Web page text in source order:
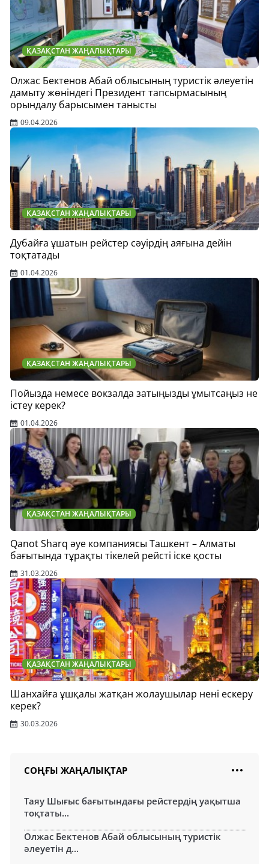
ҚАЗАҚСТАН ЖАҢАЛЫҚТАРЫ
Олжас Бектенов Абай облысының туристік әлеуетін
дамыту жөніндегі Президент тапсырмасының
орындалу барысымен танысты
09.04.2026
ҚАЗАҚСТАН ЖАҢАЛЫҚТАРЫ
Дубайға ұшатын рейстер сәуірдің аяғына дейін
тоқтатады
01.04.2026
ҚАЗАҚСТАН ЖАҢАЛЫҚТАРЫ
Пойызда немесе вокзалда затыңызды ұмытсаңыз не
істеу керек?
01.04.2026
ҚАЗАҚСТАН ЖАҢАЛЫҚТАРЫ
Qanot Sharq әуе компаниясы Ташкент – Алматы
бағытында тұрақты тікелей рейсті іске қосты
31.03.2026
ҚАЗАҚСТАН ЖАҢАЛЫҚТАРЫ
Шанхайға ұшқалы жатқан жолаушылар нені ескеру
керек?
30.03.2026
СОҢҒЫ ЖАҢАЛЫҚТАР
Таяу Шығыс бағытындағы рейстердің уақытша
тоқтаты...
Олжас Бектенов Абай облысының туристік
әлеуетін д...